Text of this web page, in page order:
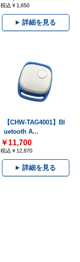
税込￥1,650
詳細を見る
【CHW-TAG4001】Bl
uetooth A...
￥11,700
税込￥12,870
詳細を見る